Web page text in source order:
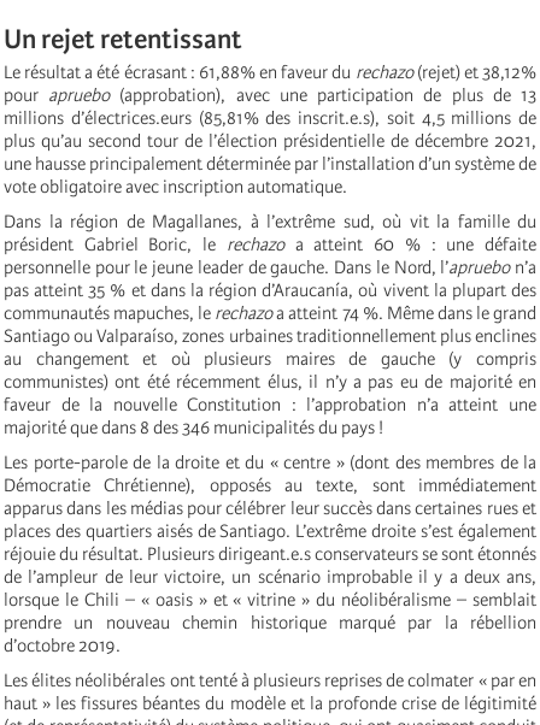
Un rejet retentissant
Le résultat a été écrasant : 61,88% en faveur du rechazo(rejet) et 38,12%
pour apruebo(approbation), avec une participation de plus de 13
millions d’électrices.eurs (85,81% des inscrit.e.s), soit 4,5 millions de
plus qu’au second tour de l’élection présidentielle de décembre 2021,
une hausse principalement déterminée par l’installation d’un système de
vote obligatoire avec inscription automatique.
Dans la région de Magallanes, à l’extrême sud, où vit la famille du
président Gabriel Boric, le rechazoa atteint 60 % : une défaite
personnelle pour le jeune leader de gauche. Dans le Nord, l’apruebon’a
pas atteint 35 % et dans la région d’Araucanía, où vivent la plupart des
communautés mapuches, le rechazoa atteint 74 %. Même dans le grand
Santiago ou Valparaíso, zones urbaines traditionnellement plus enclines
au changement et où plusieurs maires de gauche (y compris
communistes) ont été récemment élus, il n’y a pas eu de majorité en
faveur de la nouvelle Constitution : l’approbation n’a atteint une
majorité que dans 8 des 346 municipalités du pays !
Les porte-parole de la droite et du « centre » (dont des membres de la
Démocratie Chrétienne), opposés au texte, sont immédiatement
apparus dans les médias pour célébrer leur succès dans certaines rues et
places des quartiers aisés de Santiago. L’extrême droite s’est également
réjouie du résultat. Plusieurs dirigeant.e.s conservateurs se sont étonnés
de l’ampleur de leur victoire, un scénario improbable il y a deux ans,
lorsque le Chili – « oasis » et « vitrine » du néolibéralisme – semblait
prendre un nouveau chemin historique marqué par la rébellion
d’octobre 2019.
Les élites néolibérales ont tenté à plusieurs reprises de colmater « par en
haut » les fissures béantes du modèle et la profonde crise de légitimité